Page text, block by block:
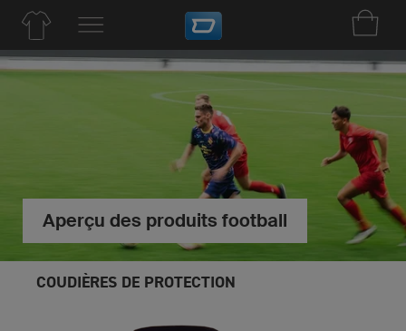
Aperçu des produits football
COUDIÈRES DE PROTECTION